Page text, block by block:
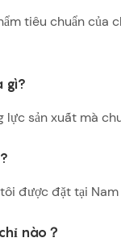
tiêu chuẩn của
gì?
lực sản xuất mà
được đặt tại
nào？